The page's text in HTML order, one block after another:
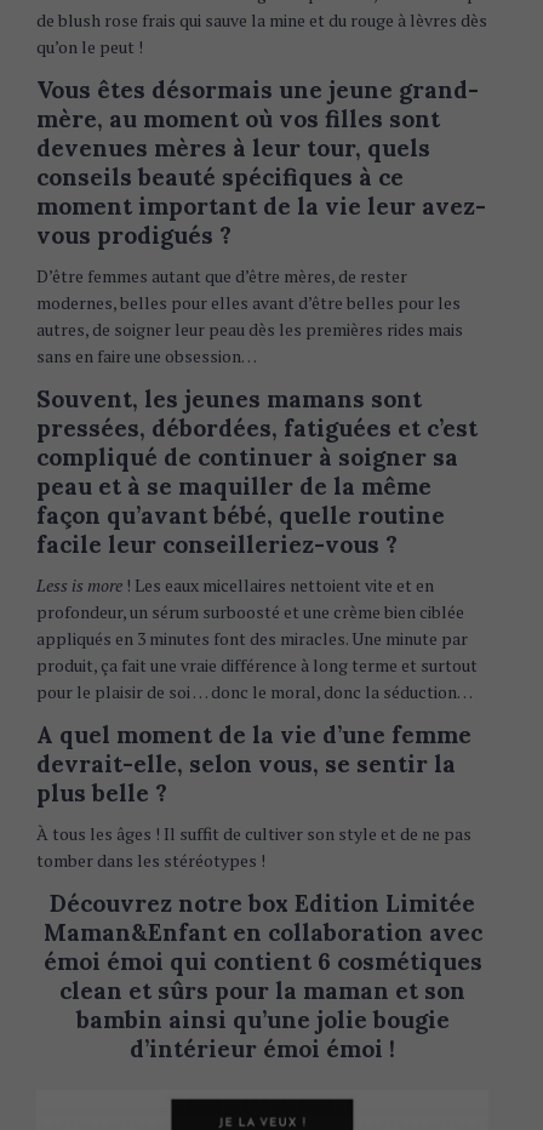
de blush rose frais qui sauve la mine et du rouge à lèvres dès
qu’on le peut !
Vous êtes désormais une jeune grand-
mère, au moment où vos filles sont
devenues mères à leur tour, quels
conseils beauté spécifiques à ce
moment important de la vie leur avez-
vous prodigués ?
D’être femmes autant que d’être mères, de rester
modernes, belles pour elles avant d’être belles pour les
autres, de soigner leur peau dès les premières rides mais
sans en faire une obsession…
Souvent, les jeunes mamans sont
pressées, débordées, fatiguées et c’est
compliqué de continuer à soigner sa
peau et à se maquiller de la même
façon qu’avant bébé, quelle routine
facile leur conseilleriez-vous ?
Less is more ! Les eaux micellaires nettoient vite et en
profondeur, un sérum surboosté et une crème bien ciblée
appliqués en 3 minutes font des miracles. Une minute par
produit, ça fait une vraie différence à long terme et surtout
pour le plaisir de soi … donc le moral, donc la séduction…
A quel moment de la vie d’une femme
devrait-elle, selon vous, se sentir la
plus belle ?
À tous les âges ! Il suffit de cultiver son style et de ne pas
tomber dans les stéréotypes !
Découvrez notre box Edition Limitée
Maman&Enfant en collaboration avec
émoi émoi qui contient 6 cosmétiques
clean et sûrs pour la maman et son
bambin ainsi qu’une jolie bougie
d’intérieur émoi émoi !